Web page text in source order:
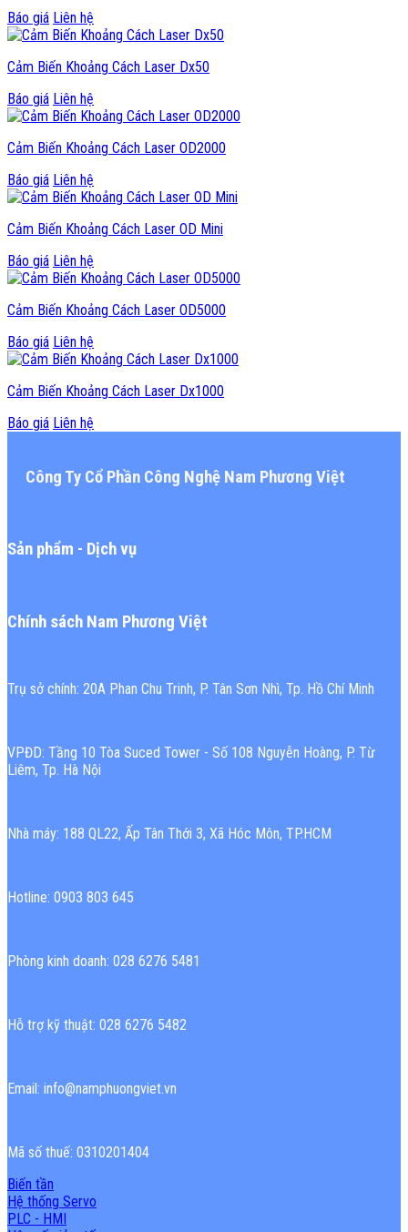
Báo giá Liên hệ
Cảm Biến Khoảng Cách Laser Dx50
Báo giá Liên hệ
Cảm Biến Khoảng Cách Laser OD2000
Báo giá Liên hệ
Cảm Biến Khoảng Cách Laser OD Mini
Báo giá Liên hệ
Cảm Biến Khoảng Cách Laser OD5000
Báo giá Liên hệ
Cảm Biến Khoảng Cách Laser Dx1000
Báo giá Liên hệ
Công Ty Cổ Phần Công Nghệ Nam Phương Việt
Sản phẩm - Dịch vụ
Chính sách Nam Phương Việt
Trụ sở chính: 20A Phan Chu Trinh, P. Tân Sơn Nhì, Tp. Hồ Chí Minh
VPĐD: Tầng 10 Tòa Suced Tower - Số 108 Nguyễn Hoàng, P. Từ
Liêm, Tp. Hà Nội
Nhà máy: 188 QL22, Ấp Tân Thới 3, Xã Hóc Môn, TP.HCM
Hotline: 0903 803 645
Phòng kinh doanh: 028 6276 5481
Hỗ trợ kỹ thuật: 028 6276 5482
Email: info@namphuongviet.vn
Mã số thuế: 0310201404
Biến tần
Hệ thống Servo
PLC - HMI